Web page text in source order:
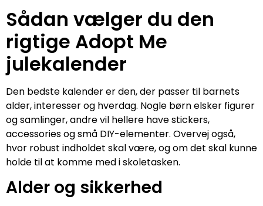
Sådan vælger du den
rigtige Adopt Me
julekalender
Den bedste kalender er den, der passer til barnets
alder, interesser og hverdag. Nogle børn elsker figurer
og samlinger, andre vil hellere have stickers,
accessories og små DIY-elementer. Overvej også,
hvor robust indholdet skal være, og om det skal kunne
holde til at komme med i skoletasken.
Alder og sikkerhed